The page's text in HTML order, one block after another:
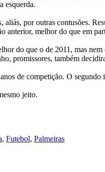
esquerda.
aliás, por outras contusões.
anterior, melhor do que em
do que o de 2011, mas
promissores, também
de competição. O
jeito.
, Futebol, Palmeiras